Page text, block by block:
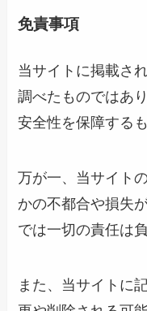
免責事項
当サイトに掲載さ
調べたものではあ
安全性を保障する
万が一、当サイト
かの不都合や損失
では一切の責任は
また、当サイトに